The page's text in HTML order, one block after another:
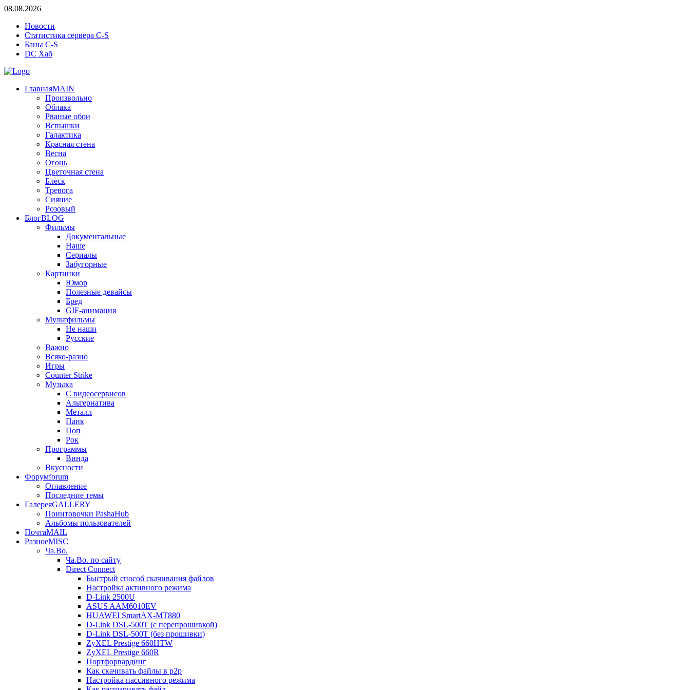
08.08.2026
Новости
Статистика сервера C-S
Баны C-S
DC Хаб
ГлавнаяMAIN
Произвольно
Облака
Рваные обои
Вспышки
Галактика
Красная стена
Весна
Огонь
Цветочная стена
Блеск
Тревога
Сияние
Розовый
БлогBLOG
Фильмы
Документальные
Наше
Сериалы
Забугорные
Картинки
Юмор
Полезные девайсы
Бред
GIF-анимация
Мультфильмы
Не наши
Русские
Важно
Всяко-разно
Игры
Counter Strike
Музыка
С видеосервисов
Альтернатива
Металл
Панк
Поп
Рок
Программы
Винда
Вкусности
Форумforum
Оглавление
Последние темы
ГалереяGALLERY
Поинтовочки PashaHub
Альбомы пользователей
ПочтаMAIL
РазноеMISC
Ча.Во.
Ча.Во. по сайту
Direct Connect
Быстрый способ скачивания файлов
Настройка активного режима
D-Link 2500U
ASUS AAM6010EV
HUAWEI SmartAX-MT880
D-Link DSL-500T (c перепрошивкой)
D-Link DSL-500T (без прошивки)
ZyXEL Prestige 660HTW
ZyXEL Prestige 660R
Портфорвардинг
Как скачивать файлы в p2p
Настройка пассивного режима